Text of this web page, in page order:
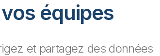
équipes
et partagez des données